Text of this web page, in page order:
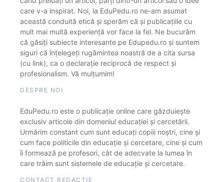
care v-a inspirat. Noi, la EduPedu.ro ne-am asumat
această conduită etică și sperăm că și publicațiile cu
mult mai multă experiență vor face la fel. Ne bucurăm
că găsiți subiecte interesante pe Edupedu.ro și suntem
siguri că înțelegeți rugămintea noastră de a cita sursa
(cu link), ca o declarație reciprocă de respect și
profesionalism. Vă mulțumim!
DESPRE NOI
EduPedu.ro este o publicație online care găzduiește
exclusiv articole din domeniul educației și cercetării.
Urmărim constant cum sunt educați copiii noștri, cine și
cum face politicile din educație și cercetare, cine și cum
îi formează pe profesori, cât de adecvate la lumea în
care trăim sunt sistemele de educație și cercetare.
CONTACT REDACȚIE